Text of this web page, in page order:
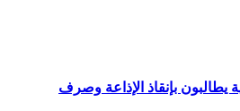
يطالبون بإنقاذ الإذاعة وصرف